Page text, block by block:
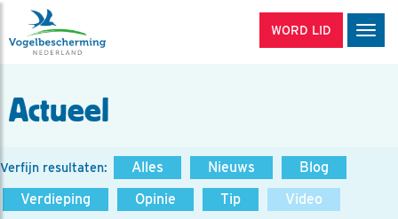
WORD LID
Actueel
Verfijn resultaten: Alles Nieuws
Blog
Verdieping
Opinie Tip
Video